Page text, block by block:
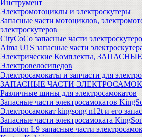
Инструмент
Электромотоциклы и электроскутеры
Запасные части мотоциклов,
электроскутеров
CityCoCo запасные части
Aima U1S запасные части
Электрические Комплекты,
Электровелосипедов
Электросамокаты и запчасти для
ЗАПАСНЫЕ ЧАСТИ
Различные шины для электросамокатов
Запасные части электросамокатов
Электросамокат kingsong n12t и его
Запасные части электросамоката
Inmotion L9 запасные части